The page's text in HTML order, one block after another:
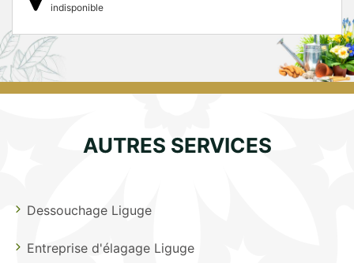
indisponible
AUTRES SERVICES
Dessouchage Liguge
Entreprise d'élagage Liguge